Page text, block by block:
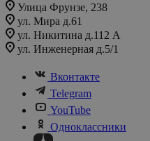
Улица Фрунзе, 238​
ул. Мира д.61
ул. Никитина д.112 А
ул. Инженерная д.5/1
Вконтакте
Telegram
YouTube
Одноклассники